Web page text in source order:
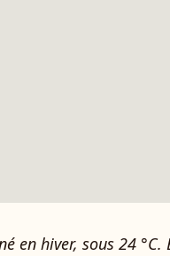
en hiver, sous 24 °C.